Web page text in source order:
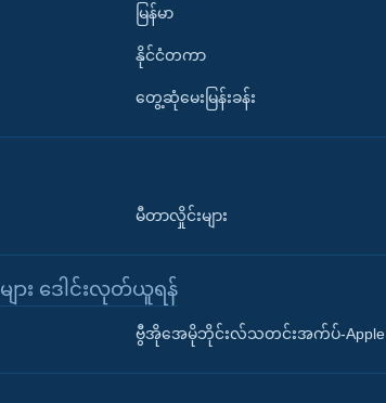
မြန်မာ
နိုင်ငံတကာ
တွေ့ဆုံမေးမြန်းခန်း
မီတာလှိုင်းများ
း ဒေါင်းလုတ်ယူရန်
ဗွီအိုအေမိုဘိုင်းလ်သတင်းအက်ပ်-Apple